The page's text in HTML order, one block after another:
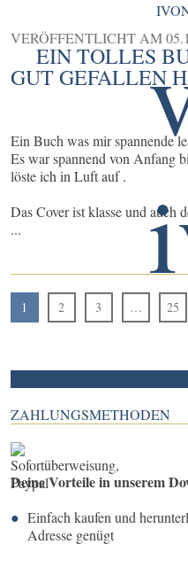
VERÖFFENTLICHT AM
EIN TOLLES
GUT GEFALLEN
Ein Buch was mir spannende
Es war spannend von Anfang
löste ich in Luft auf .
Das Cover ist klasse und auch
...
1 2 3 … 25
ZAHLUNGSMETHODEN
Deine Vorteile in unserem
Einfach kaufen und
Adresse genügt